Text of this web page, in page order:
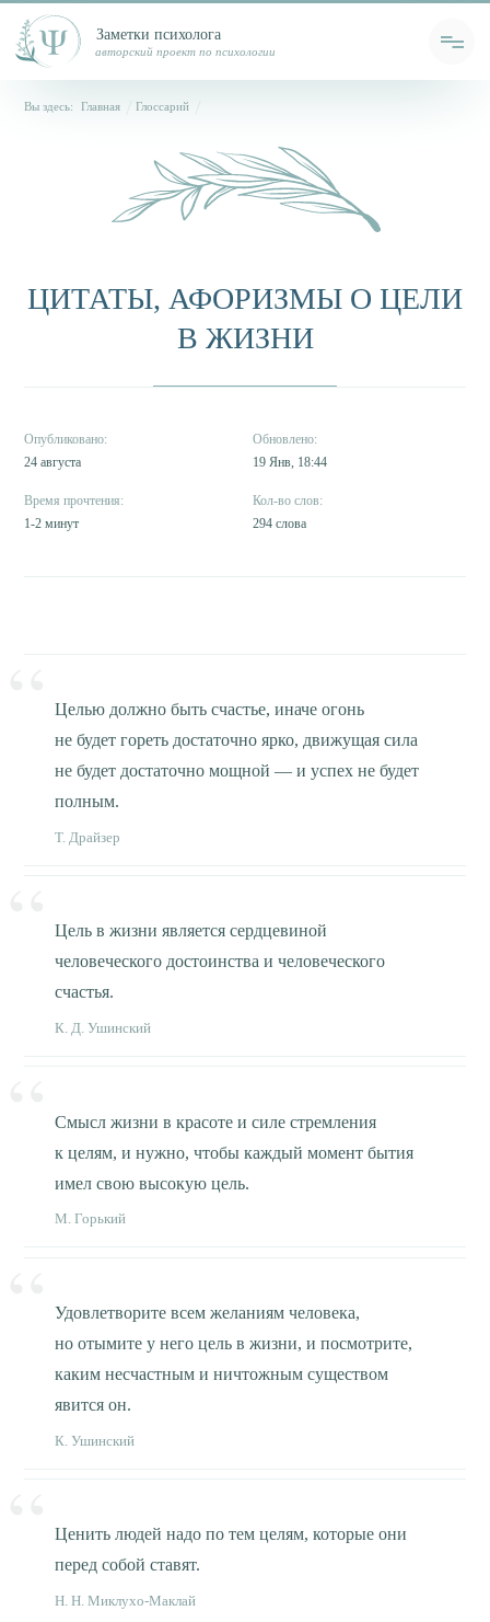
Вы здесь: Главная Глоссарий
ЦИТАТЫ, АФОРИЗМЫ О ЦЕЛИ
В ЖИЗНИ
24 августа 19 Янв, 18:44
1-2 минут 294 слова
Целью должно быть счастье, иначе огонь
не будет гореть достаточно ярко, движущая сила
не будет достаточно мощной — и успех не будет
полным.
Т. Драйзер
Цель в жизни является сердцевиной
человеческого достоинства и человеческого
счастья.
К. Д. Ушинский
Смысл жизни в красоте и силе стремления
к целям, и нужно, чтобы каждый момент бытия
имел свою высокую цель.
М. Горький
Удовлетворите всем желаниям человека,
но отымите у него цель в жизни, и посмотрите,
каким несчастным и ничтожным существом
явится он.
К. Ушинский
Ценить людей надо по тем целям, которые они
перед собой ставят.
Н. Н. Миклухо-Маклай
Заметки психолога
авторский проект по психологии